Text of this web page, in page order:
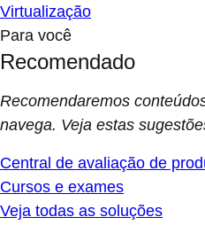
Virtualização
Para você
Recomendado
Recomendaremos
navega. Veja estas
Central de avaliação de
Cursos e exames
Veja todas as soluções